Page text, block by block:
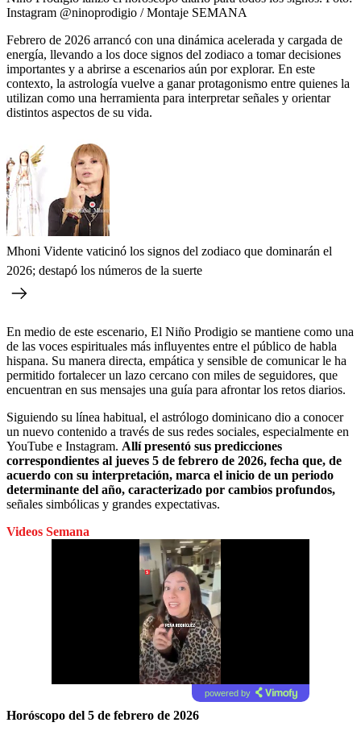
Instagram @ninoprodigio / Montaje SEMANA
Febrero de 2026 arrancó con una dinámica acelerada y cargada de
energía, llevando a los doce signos del zodiaco a tomar decisiones
importantes y a abrirse a escenarios aún por explorar. En este
contexto, la astrología vuelve a ganar protagonismo entre quienes la
utilizan como una herramienta para interpretar señales y orientar
distintos aspectos de su vida.
Mhoni Vidente vaticinó los signos del zodiaco que dominarán el
2026; destapó los números de la suerte
En medio de este escenario, El Niño Prodigio se mantiene como una
de las voces espirituales más influyentes entre el público de habla
hispana. Su manera directa, empática y sensible de comunicar le ha
permitido fortalecer un lazo cercano con miles de seguidores, que
encuentran en sus mensajes una guía para afrontar los retos diarios.
Siguiendo su línea habitual, el astrólogo dominicano dio a conocer
un nuevo contenido a través de sus redes sociales, especialmente en
YouTube e Instagram. Allí presentó sus predicciones
correspondientes al jueves 5 de febrero de 2026, fecha que, de
acuerdo con su interpretación, marca el inicio de un periodo
determinante del año, caracterizado por cambios profundos,
señales simbólicas y grandes expectativas.
Videos Semana
powered by
Horóscopo del 5 de febrero de 2026